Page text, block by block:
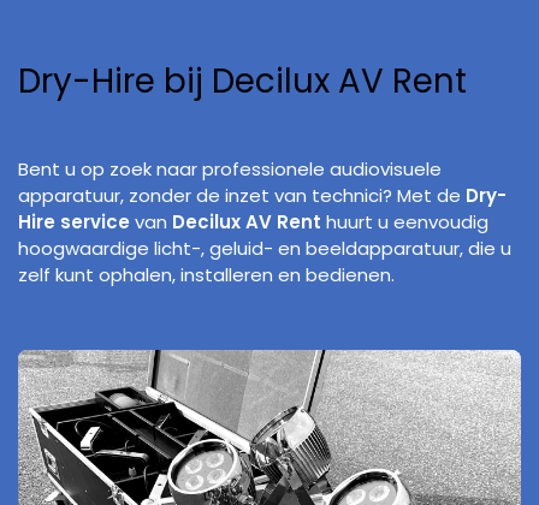
Dry-Hire bij Decilux AV Rent
Bent u op zoek naar professionele audiovisuele
apparatuur, zonder de inzet van technici? Met de Dry-
Hire service van Decilux AV Rent huurt u eenvoudig
hoogwaardige licht-, geluid- en beeldapparatuur, die u
zelf kunt ophalen, installeren en bedienen.